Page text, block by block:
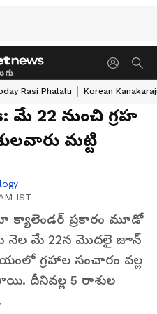
Rasi Phalalu Korean
మే 22 నుంచి గ్రహ
మట్టి
IST
క్యాలెండర్ ప్రకారం మూడో
నెల మే 22న మొదలై జూన్
గ్రహాల సంచారం వల్ల
దీనివల్ల 5 రాశుల